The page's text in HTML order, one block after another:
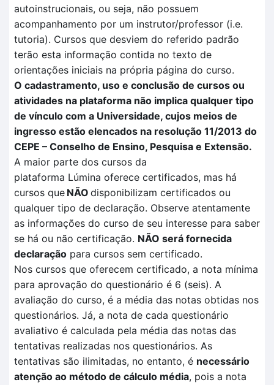
autoinstrucionais, ou seja, não possuem
acompanhamento por um instrutor/professor (i.e.
tutoria). Cursos que desviem do referido padrão
terão esta informação contida no texto de
orientações iniciais na própria página do curso.
O cadastramento, uso e conclusão de cursos ou
atividades na plataforma não implica qualquer tipo
de vínculo com a Universidade, cujos meios de
ingresso estão elencados na resolução 11/2013 do
CEPE – Conselho de Ensino, Pesquisa e Extensão.
A maior parte dos cursos da
plataforma Lúmina oferece certificados, mas há
cursos que NÃO disponibilizam certificados ou
qualquer tipo de declaração. Observe atentamente
as informações do curso de seu interesse para saber
se há ou não certificação. NÃO será fornecida
declaração para cursos sem certificado.
Nos cursos que oferecem certificado, a nota mínima
para aprovação do questionário é 6 (seis). A
avaliação do curso, é a média das notas obtidas nos
questionários. Já, a nota de cada questionário
avaliativo é calculada pela média das notas das
tentativas realizadas nos questionários. As
tentativas são ilimitadas, no entanto, é necessário
atenção ao método de cálculo média, pois a nota